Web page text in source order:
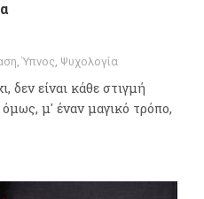
,Ύπνος, Ψυχολογία
δεν είναι κάθε στιγμή
μ' έναν μαγικό τρόπο,